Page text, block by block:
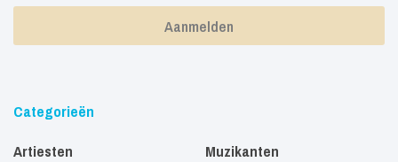
Categorieën
Artiesten
Muzikanten